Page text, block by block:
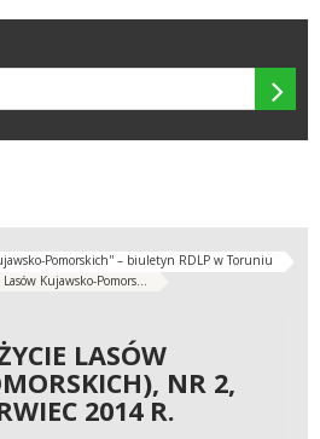

Pomorskich'' – biuletyn RDLP w Toruniu
Kujawsko-Pomors...
LASÓW
NR 2,
2014 R.